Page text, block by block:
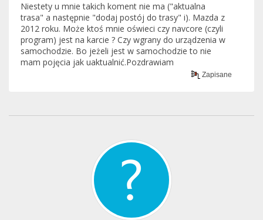
Niestety u mnie takich koment nie ma ("aktualna
trasa" a następnie "dodaj postój do trasy" i). Mazda z
2012 roku. Może ktoś mnie oświeci czy navcore (czyli
program) jest na karcie ? Czy wgrany do urządzenia w
samochodzie. Bo jeżeli jest w samochodzie to nie
mam pojęcia jak uaktualnić.Pozdrawiam
Zapisane